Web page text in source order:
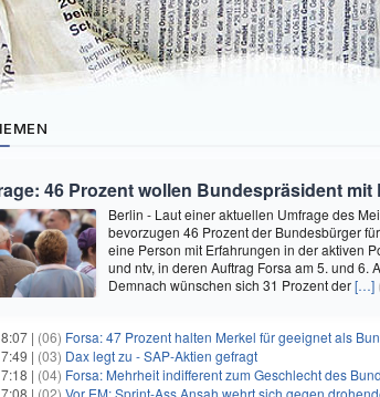
46 Prozent wollen Bundespräsident
Berlin - Laut einer aktuellen Umfrage des
bevorzugen 46 Prozent der Bundesbürger
eine Person mit Erfahrungen in der aktiven
und ntv, in deren Auftrag Forsa am 5. und 6.
Demnach wünschen sich 31 Prozent der[…]
| (06) Forsa: 47 Prozent halten Merkel für geeignet als
| (03) Dax legt zu - SAP-Aktien gefragt
| (04) Forsa: Mehrheit indifferent zum Geschlecht des